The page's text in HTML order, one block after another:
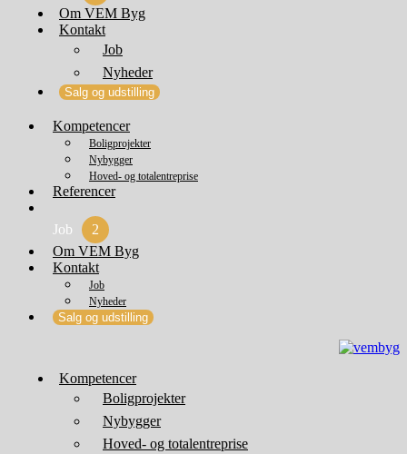
Om VEM Byg
Kontakt
Job
Nyheder
Salg og udstilling
Kompetencer
Boligprojekter
Nybygger
Hoved- og totalentreprise
Referencer
Job
2
Om VEM Byg
Kontakt
Job
Nyheder
Salg og udstilling
Kompetencer
Boligprojekter
Nybygger
Hoved- og totalentreprise